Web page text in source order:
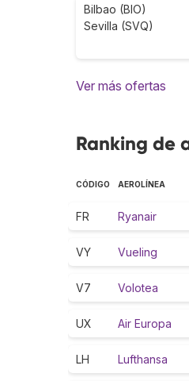
Bilbao (BIO)
Sevilla (SVQ)
Ver más ofertas
Ranking de
CÓDIGO AEROLÍNEA
FR Ryanair
VY Vueling
V7 Volotea
UX Air Europa
LH Lufthansa